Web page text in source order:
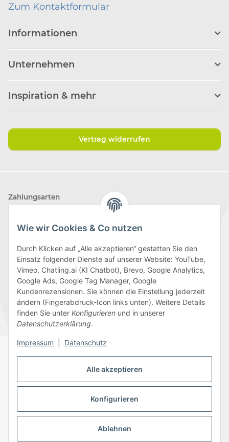
Alle akzeptieren
Konfigurieren
Ablehnen
Wie wir Cookies & Co nutzen
Durch Klicken auf „Alle akzeptieren“ gestatten Sie den
Einsatz folgender Dienste auf unserer Website: YouTube,
Vimeo, Chatling.ai (KI Chatbot), Brevo, Google Analytics,
Google Ads, Google Tag Manager, Google
Kundenrezensionen. Sie können die Einstellung jederzeit
ändern (Fingerabdruck-Icon links unten). Weitere Details
finden Sie unter Konfigurieren und in unserer
Datenschutzerklärung.
Impressum Datenschutz
Zum Kontaktformular
Informationen
Unternehmen
Inspiration & mehr
Vertrag widerrufen
Zahlungsarten
Wir versenden mit
Folge uns
DatenschutzAGBSitemapImpressum
BatteriegesetzhinweiseWiderrufsrecht